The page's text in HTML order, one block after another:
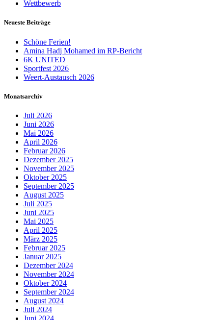
Wettbewerb
Neueste Beiträge
Schöne Ferien!
Amina Hadj Mohamed im RP-Bericht
6K UNITED
Sportfest 2026
Weert-Austausch 2026
Monatsarchiv
Juli 2026
Juni 2026
Mai 2026
April 2026
Februar 2026
Dezember 2025
November 2025
Oktober 2025
September 2025
August 2025
Juli 2025
Juni 2025
Mai 2025
April 2025
März 2025
Februar 2025
Januar 2025
Dezember 2024
November 2024
Oktober 2024
September 2024
August 2024
Juli 2024
Juni 2024